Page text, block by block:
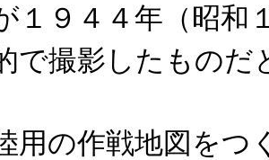
１９４４年（昭和
で撮影したものだ
用の作戦地図を